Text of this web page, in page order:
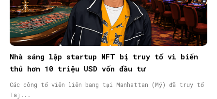
Nhà sáng lập startup NFT bị truy tố vì biển
thủ hơn 10 triệu USD vốn đầu tư
Các công tố viên liên bang tại Manhattan (Mỹ) đã truy tố
Taj...